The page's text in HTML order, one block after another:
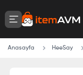
Anasayfa HeeSay